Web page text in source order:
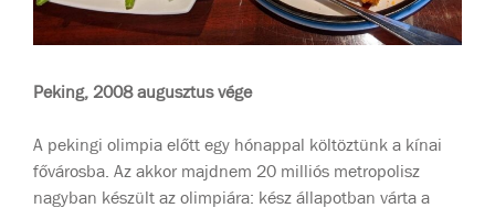
Peking, 2008 augusztus vége
A pekingi olimpia előtt egy hónappal költöztünk a kínai
fővárosba. Az akkor majdnem 20 milliós metropolisz
nagyban készült az olimpiára: kész állapotban várta a